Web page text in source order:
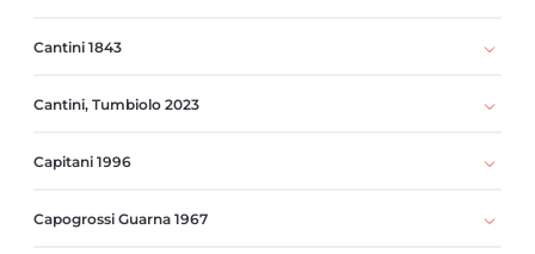
Cantini 1843
Cantini, Tumbiolo 2023
Capitani 1996
Capogrossi Guarna 1967